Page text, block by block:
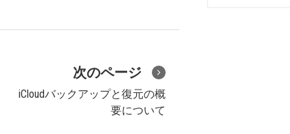
次のページ
iCloudバックアップと復元の概
要について